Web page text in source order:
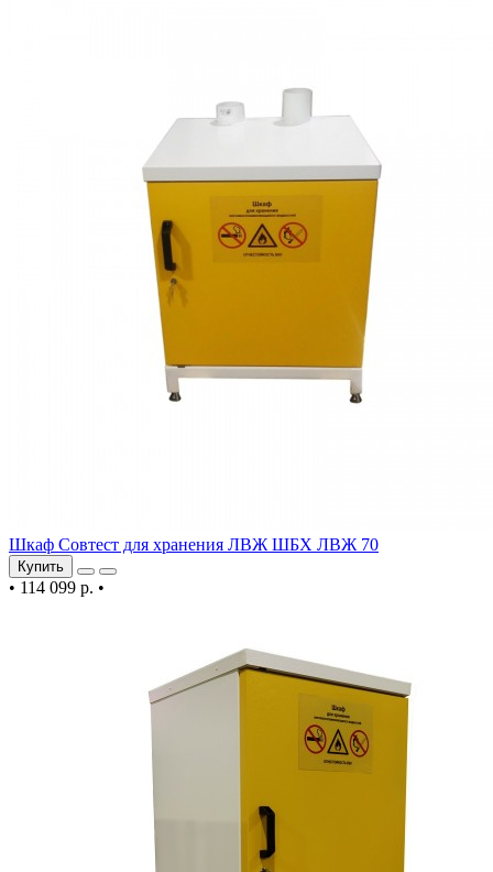
Шкаф Совтест для хранения ЛВЖ ШБХ ЛВЖ 70
Купить
• 114 099 р. •